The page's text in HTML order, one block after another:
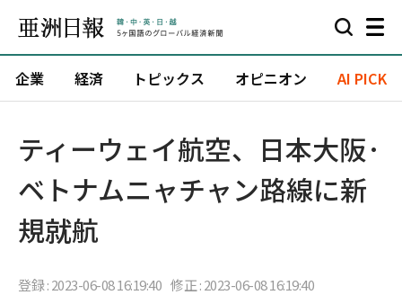
企業 経済 トピックス オピニオン AI PICK
ティーウェイ航空、日本大阪·
ベトナムニャチャン路線に新
規就航
登録 : 2023-06-08 16:19:40 修正 : 2023-06-08 16:19:40